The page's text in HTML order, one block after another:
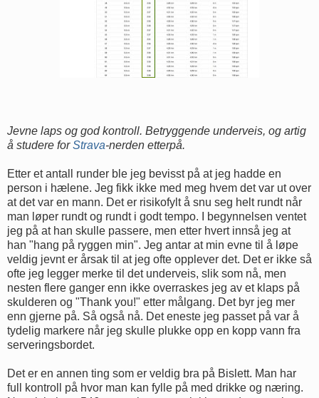
Jevne laps og god kontroll. Betryggende underveis, og artig
å studere forStrava-nerden etterpå.
Etter et antall runder ble jeg bevisst på at jeg hadde en
person i hælene. Jeg fikk ikke med meg hvem det var ut over
at det var en mann. Det er risikofylt å snu seg helt rundt når
man løper rundt og rundt i godt tempo. I begynnelsen ventet
jeg på at han skulle passere, men etter hvert innså jeg at
han "hang på ryggen min". Jeg antar at min evne til å løpe
veldig jevnt er årsak til at jeg ofte opplever det. Det er ikke så
ofte jeg legger merke til det underveis, slik som nå, men
nesten flere ganger enn ikke overraskes jeg av et klaps på
skulderen og "Thank you!" etter målgang. Det byr jeg mer
enn gjerne på. Så også nå. Det eneste jeg passet på var å
tydelig markere når jeg skulle plukke opp en kopp vann fra
serveringsbordet.
Det er en annen ting som er veldig bra på Bislett. Man har
full kontroll på hvor man kan fylle på med drikke og næring.